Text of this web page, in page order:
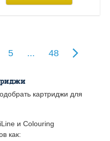
5 ... 48
картриджи для
и Colouring
как: